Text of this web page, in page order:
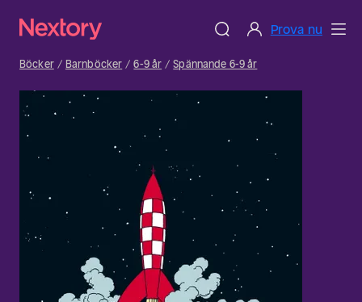
Prova nu
Böcker Barnböcker 6-9 år Spännande 6-9 år